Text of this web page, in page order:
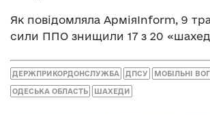
Як повідомляла АрміяInform, 9
сили ППО знищили 17 з 20
ДЕРЖПРИКОРДОНСЛУЖБА ДПСУ МОБІЛЬНІ
ОДЕСЬКА ОБЛАСТЬ ШАХЕДИ